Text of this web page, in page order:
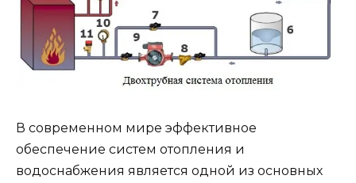
В современном мире эффективное
обеспечение систем отопления и
водоснабжения является одной из основных